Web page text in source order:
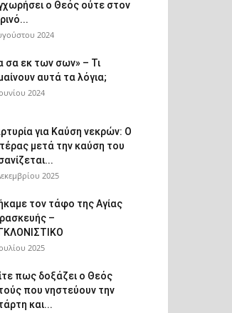
ο Θεός ούτε στον
2024
σα εκ των σων» – Τι
αυτά τα λόγια;
2024
για Καύση νεκρών: Ο
μετά την καύση του
2025
τον τάφο της Αγίας
–
2025
πως δοξάζει ο Θεός
που νηστεύουν την
και...